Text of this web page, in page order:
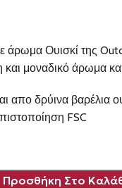
άρωμα Ουισκί της
μοναδικό άρωμα
απο δρύινα βαρέλια
FSC
Προσθήκη Στο